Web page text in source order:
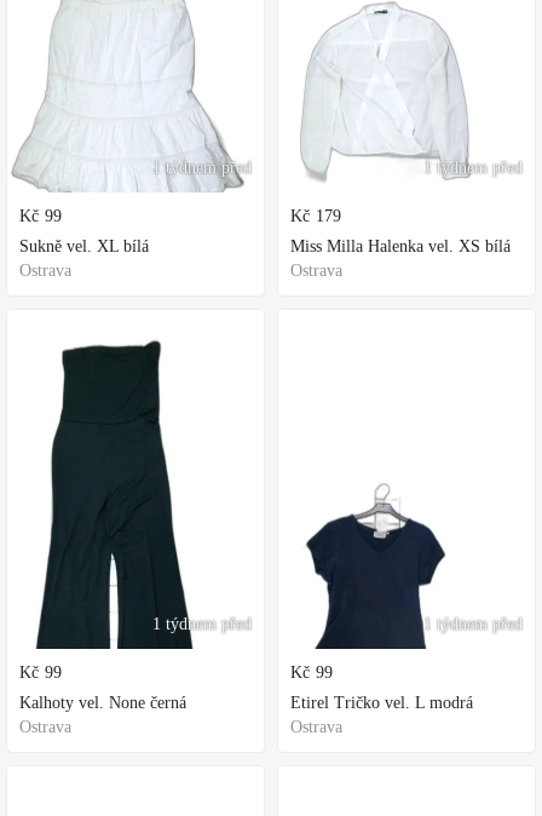
1 týdnem před
Kč 99
Sukně vel. XL bílá
Ostrava
1 týdnem před
Kč 99
Kalhoty vel. None černá
Ostrava
1 týdnem před
Kč 179
Miss Milla Halenka vel. XS bílá
Ostrava
1 týdnem před
Kč 99
Etirel Tričko vel. L modrá
Ostrava